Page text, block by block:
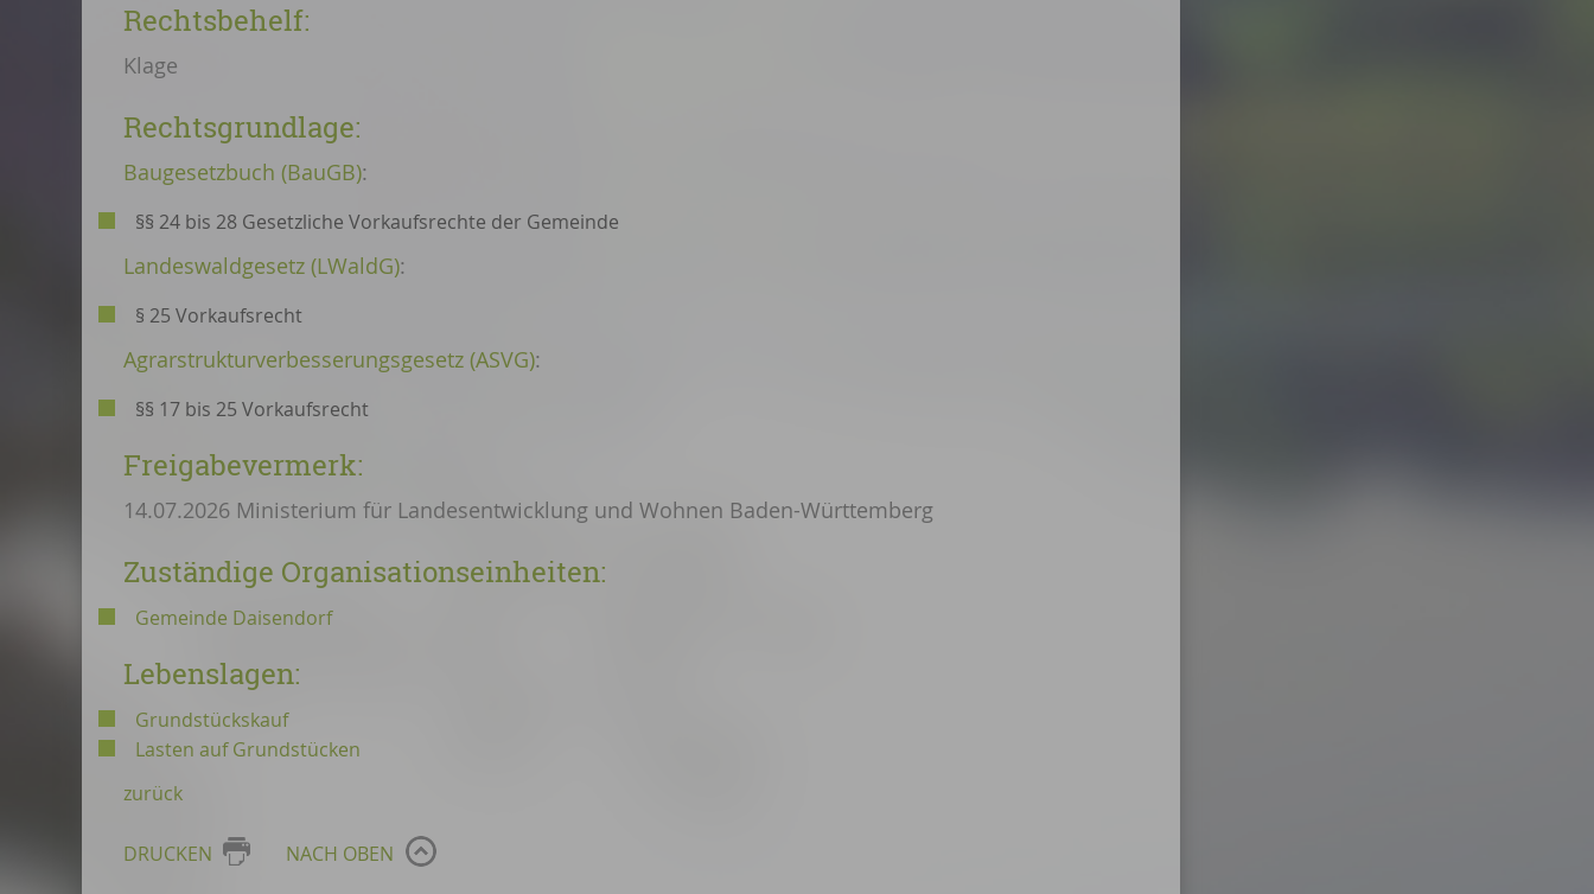
Rechtsbehelf:
Klage
Rechtsgrundlage:
Baugesetzbuch (BauGB):
§§ 24 bis 28 Gesetzliche Vorkaufsrechte der Gemeinde
Landeswaldgesetz (LWaldG):
§ 25 Vorkaufsrecht
Agrarstrukturverbesserungsgesetz (ASVG):
§§ 17 bis 25 Vorkaufsrecht
Freigabevermerk:
14.07.2026 Ministerium für Landesentwicklung und Wohnen Baden-Württemberg
Zuständige Organisationseinheiten:
Gemeinde Daisendorf
Lebenslagen:
Grundstückskauf
Lasten auf Grundstücken
zurück
DRUCKEN NACH OBEN